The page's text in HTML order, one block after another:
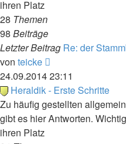
ihren Platz
28 Themen
98 Beiträge
Letzter Beitrag Re: der
von teicke
Beitrag
24.09.2014 23:11
Heraldik - Erste Schritte
Zu häufig gestellten
gibt es hier Antworten.
ihren Platz